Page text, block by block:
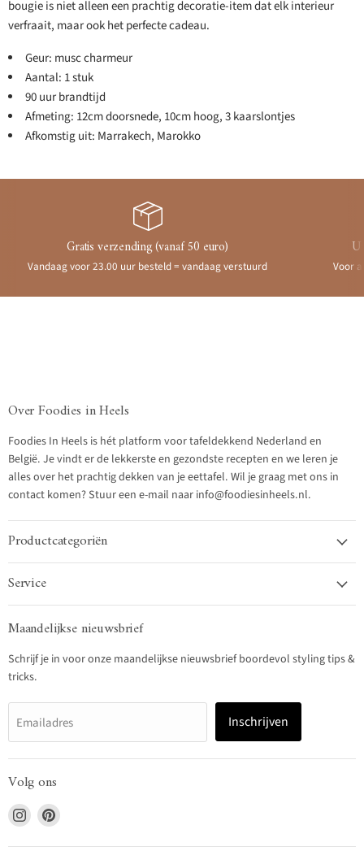
bougie is niet alleen een prachtig decoratie-item dat elk interieur
verfraait, maar ook het perfecte cadeau.
Geur: musc charmeur
Aantal: 1 stuk
90 uur brandtijd
Afmeting: 12cm doorsnede, 10cm hoog, 3 kaarslontjes
Afkomstig uit: Marrakech, Marokko
Gratis verzending (vanaf 50 euro)
Vandaag voor 23.00 uur besteld = vandaag verstuurd Voor
Over Foodies in Heels
Foodies In Heels is hét platform voor tafeldekkend Nederland en
België. Je vindt er de lekkerste en gezondste recepten en we leren je
alles over het prachtig dekken van je eettafel. Wil je graag met ons in
contact komen? Stuur een e-mail naar info@foodiesinheels.nl.
Productcategoriën
Service
Maandelijkse nieuwsbrief
Schrijf je in voor onze maandelijkse nieuwsbrief boordevol styling tips &
tricks.
Emailadres Inschrijven
Volg ons
Vind
ons
Vind